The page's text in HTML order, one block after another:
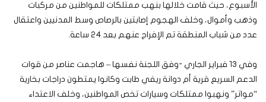
الأسبوع، حيث قامت خلالها بنهب ممتلكات للمواطنين من مركبات
وذهب وأموال، وخلف الهجوم إصابتين بالرصاص وسط المدنيين واعتقال
عدد من شباب المنطقة تم الإفراج عنهم بعد 24 ساعة.
وفي 13 فبراير الجاري -وفق اللجنة نفسها – هاجمت عناصر من قوات
الدعم السريع قرية أم دوانة ريفي طابت وكانوا يمتطون دراجات بخارية
“مواتر” ونهبوا ممتلكات وسيارات تخص المواطنين، وخلف الاعتداء